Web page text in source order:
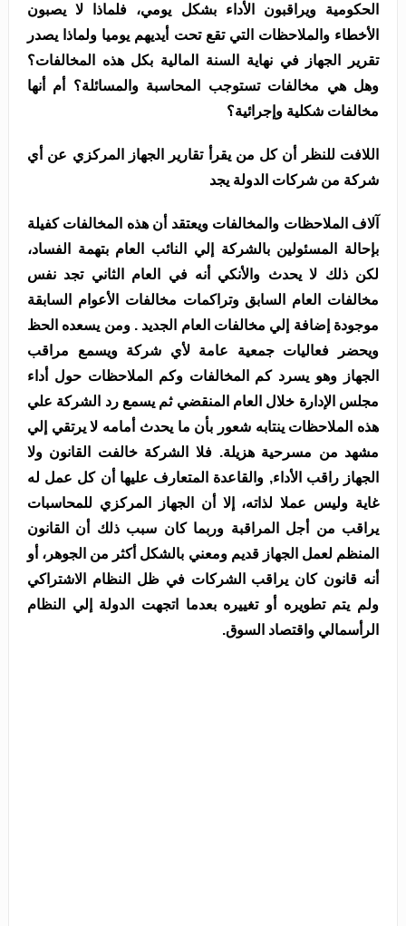
الحكومية ويراقبون الأداء بشكل يومي، فلماذا لا يصبون
الأخطاء والملاحظات التي تقع تحت أيديهم يوميا ولماذا يصدر
تقرير الجهاز في نهاية السنة المالية بكل هذه المخالفات؟
وهل هي مخالفات تستوجب المحاسبة والمسائلة؟ أم أنها
مخالفات شكلية وإجرائية؟
اللافت للنظر أن كل من يقرأ تقارير الجهاز المركزي عن أي
شركة من شركات الدولة يجد
آلاف الملاحظات والمخالفات ويعتقد أن هذه المخالفات كفيلة
بإحالة المسئولين بالشركة إلي النائب العام بتهمة الفساد،
لكن ذلك لا يحدث والأنكي أنه في العام الثاني تجد نفس
مخالفات العام السابق وتراكمات مخالفات الأعوام السابقة
موجودة إضافة إلي مخالفات العام الجديد . ومن يسعده الحظ
ويحضر فعاليات جمعية عامة لأي شركة ويسمع مراقب
الجهاز وهو يسرد كم المخالفات وكم الملاحظات حول أداء
مجلس الإدارة خلال العام المنقضي ثم يسمع رد الشركة علي
هذه الملاحظات ينتابه شعور بأن ما يحدث أمامه لا يرتقي إلي
مشهد من مسرحية هزيلة. فلا الشركة خالفت القانون ولا
الجهاز راقب الأداء, والقاعدة المتعارف عليها أن كل عمل له
غاية وليس عملا لذاته، إلا أن الجهاز المركزي للمحاسبات
يراقب من أجل المراقبة وربما كان سبب ذلك أن القانون
المنظم لعمل الجهاز قديم ومعني بالشكل أكثر من الجوهر، أو
أنه قانون كان يراقب الشركات في ظل النظام الاشتراكي
ولم يتم تطويره أو تغييره بعدما اتجهت الدولة إلي النظام
الرأسمالي واقتصاد السوق.